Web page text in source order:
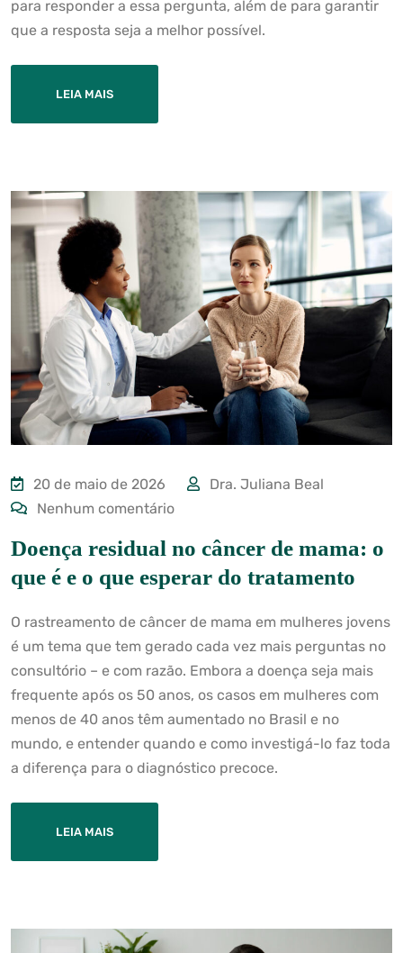
para responder a essa pergunta, além de para garantir
que a resposta seja a melhor possível.
LEIA MAIS
20 de maio de 2026
Dra. Juliana Beal
Nenhum comentário
Doença residual no câncer de mama: o
que é e o que esperar do tratamento
O rastreamento de câncer de mama em mulheres jovens
é um tema que tem gerado cada vez mais perguntas no
consultório – e com razão. Embora a doença seja mais
frequente após os 50 anos, os casos em mulheres com
menos de 40 anos têm aumentado no Brasil e no
mundo, e entender quando e como investigá-lo faz toda
a diferença para o diagnóstico precoce.
LEIA MAIS